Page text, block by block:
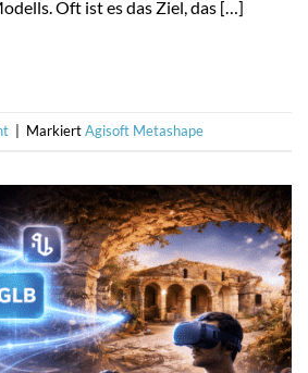
Oft ist es das Ziel, das […]
MarkiertAgisoft Metashape